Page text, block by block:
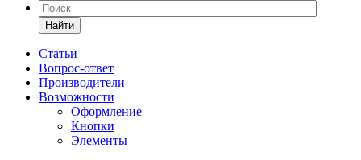
Найти
Статьи
Вопрос-ответ
Производители
Возможности
Оформление
Кнопки
Элементы